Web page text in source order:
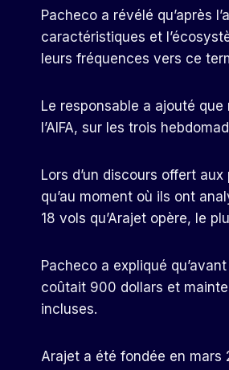
Pacheco a révélé qu’après
caractéristiques et
leurs fréquences vers ce
Le responsable a ajouté
l’AIFA, sur les trois
Lors d’un discours offert
qu’au moment où ils ont
18 vols qu’Arajet opère, le
Pacheco a expliqué
coûtait 900 dollars et
incluses.
Arajet a été fondée en mars